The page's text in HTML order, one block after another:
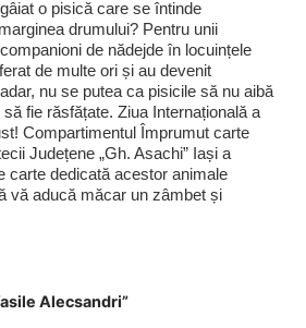
o pisică care se întinde
drumului? Pentru unii
de nădejde în locuințele
de multe ori și au devenit
nu se putea ca pisicile să nu aibă
fie răsfățate. Ziua Internațională a
Compartimentul Împrumut carte
Județene „Gh. Asachi” Iași a
carte dedicată acestor animale
vă aducă măcar un zâmbet și
Alecsandri”